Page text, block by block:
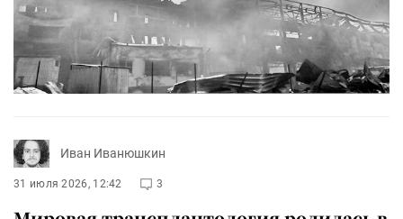
Иван Иванюшкин
31 июля 2026, 12:42 3